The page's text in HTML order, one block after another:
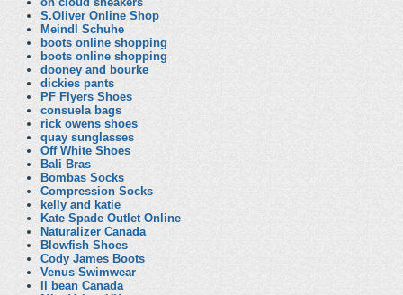
S.Oliver Online Shop
Meindl Schuhe
boots online shopping
boots online shopping
dooney and bourke
dickies pants
PF Flyers Shoes
consuela bags
rick owens shoes
quay sunglasses
Off White Shoes
Bali Bras
Bombas Socks
Compression Socks
kelly and katie
Kate Spade Outlet Online
Naturalizer Canada
Blowfish Shoes
Cody James Boots
Venus Swimwear
ll bean Canada